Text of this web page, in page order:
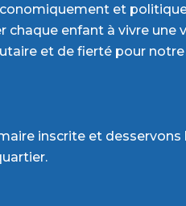
et
chaque enfant à vivre une
et de fierté pour
inscrite et desservons